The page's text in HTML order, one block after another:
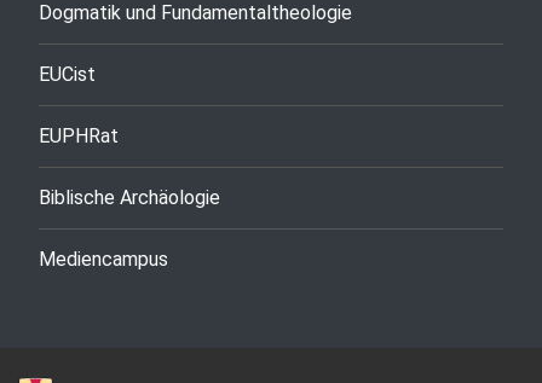
Dogmatik und Fundamentaltheologie
EUCist
EUPHRat
Biblische Archäologie
Mediencampus